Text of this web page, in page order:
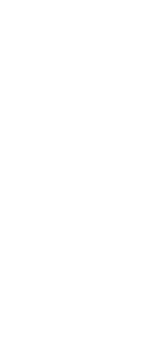
ilmaiseksi.